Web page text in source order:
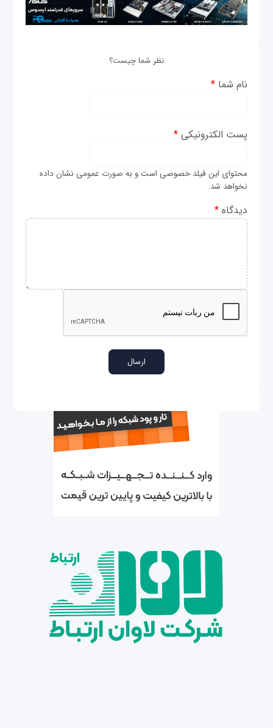
نظر شما چیست؟
نام شما*
پست الکترونیکی*
محتوای این فیلد خصوصی است و به صورت عمومی نشان داده
نخواهد شد.
دیدگاه*